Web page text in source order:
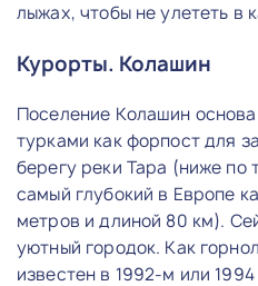
лыжах, чтобы не улететь в
Курорты. Колашин
Поселение Колашин
турками как форпост для
берегу реки Тара (ниже по
самый глубокий в Европе
метров и длиной 80 км).
уютный городок. Как
известен в 1992-м или